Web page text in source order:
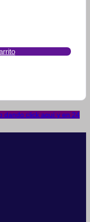
dando click aquí y en 24